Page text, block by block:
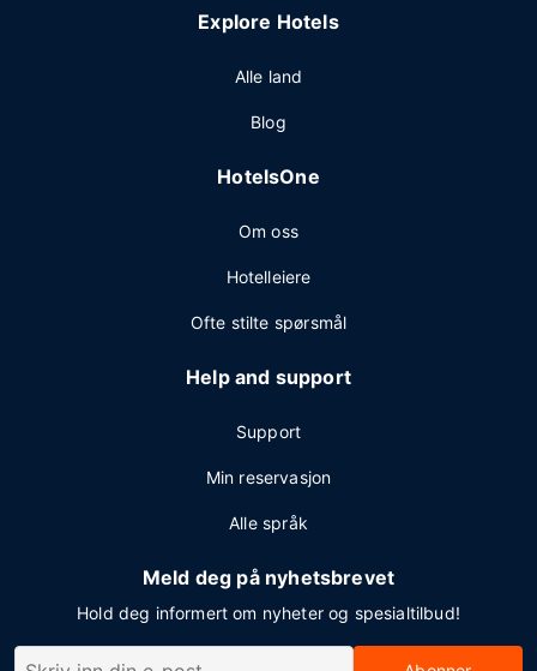
Explore Hotels
Alle land
Blog
HotelsOne
Om oss
Hotelleiere
Ofte stilte spørsmål
Help and support
Support
Min reservasjon
Alle språk
Meld deg på nyhetsbrevet
Hold deg informert om nyheter og spesialtilbud!